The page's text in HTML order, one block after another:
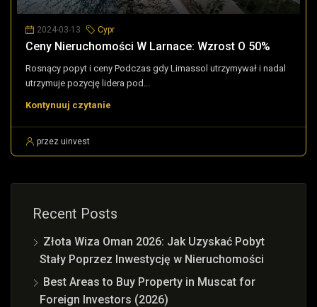
2024-03-13 Cypr
Ceny Nieruchomości W Larnace: Wzrost O 50%
Rosnący popyt i ceny Podczas gdy Limassol utrzymywał i nadal
utrzymuje pozycję lidera pod...
Kontynuuj czytanie
przez uinvest
Recent Posts
Złota Wiza Oman 2026: Jak Uzyskać Pobyt
Stały Poprzez Inwestycję w Nieruchomości
Best Areas to Buy Property in Muscat for
Foreign Investors (2026)